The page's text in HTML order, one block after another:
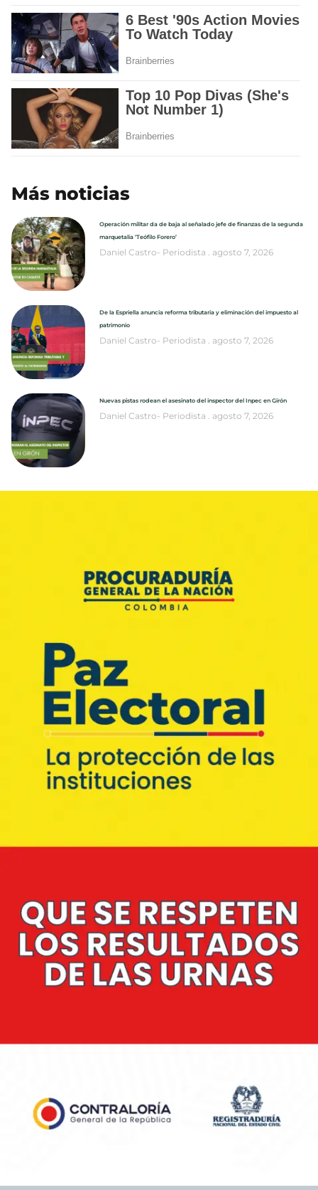
Más noticias
Operación militar da de baja al señalado jefe de finanzas de la segunda
marquetalia ‘Teófilo Forero’
Daniel Castro- Periodista agosto 7, 2026
De la Espriella anuncia reforma tributaria y eliminación del impuesto al
patrimonio
Daniel Castro- Periodista agosto 7, 2026
Nuevas pistas rodean el asesinato del inspector del Inpec en Girón
Daniel Castro- Periodista agosto 7, 2026